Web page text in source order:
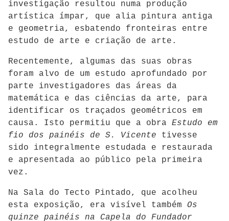
investigação resultou numa produção
artística ímpar, que alia pintura antiga
e geometria, esbatendo fronteiras entre
estudo de arte e criação de arte.
Recentemente, algumas das suas obras
foram alvo de um estudo aprofundado por
parte investigadores das áreas da
matemática e das ciências da arte, para
identificar os traçados geométricos em
causa. Isto permitiu que a obra Estudo em
fio dos painéis de S. Vicente tivesse
sido integralmente estudada e restaurada
e apresentada ao público pela primeira
vez.
Na Sala do Tecto Pintado, que acolheu
esta exposição, era visível também Os
quinze painéis na Capela do Fundador